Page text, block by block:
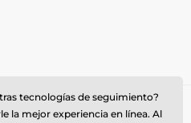
tecnologías de seguimiento?
la mejor experiencia en línea. Al